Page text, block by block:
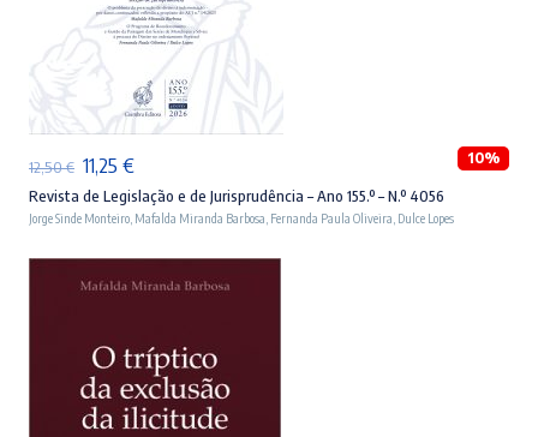
12,50€ O
preço
original
era:
12,50 €.
11,25 €O
preço
atual
é:
11,25 €.
10%
Revista de Legislação e de Jurisprudência – Ano 155.º – N.º 4056
Jorge Sinde Monteiro Mafalda Miranda Barbosa Fernanda Paula Oliveira Dulce Lopes